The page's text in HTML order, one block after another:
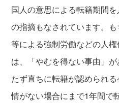
国人の意思による転籍期間
の指摘もなされています。
等による強制労働などの人
は、「やむを得ない事由」
たず直ちに転籍が認められ
情がない場合にまで1年間で